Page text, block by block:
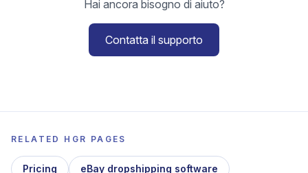
Hai ancora bisogno di aiuto?
Contatta il supporto
RELATED HGR PAGES
Pricing eBay dropshipping software